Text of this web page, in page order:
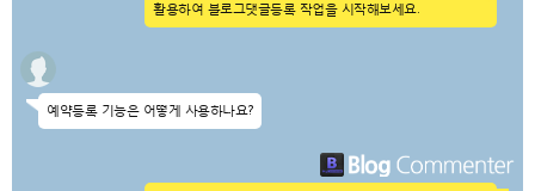
활용하여 블로그댓글등록 작업을 시작해보세요.
예약등록 기능은 어떻게 사용하나요?